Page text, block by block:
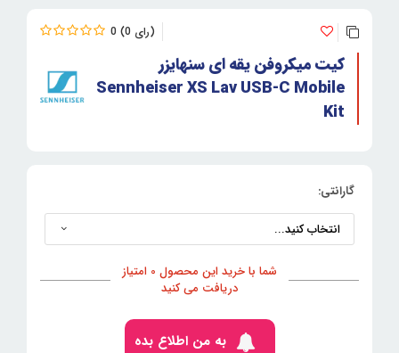
0 0
کیت میکروفن یقه ای سنهایزر
Sennheiser XS Lav USB-C Mobile
Kit
گارانتی:
شما با خرید این محصول 0 امتیاز
دریافت می کنید
به من اطلاع بده